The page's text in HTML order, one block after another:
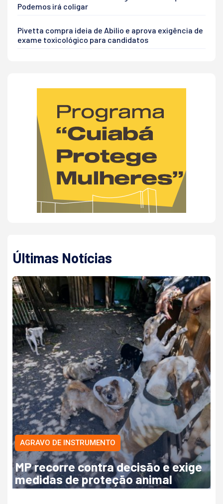
Podemos irá coligar
Pivetta compra ideia de Abilio e aprova exigência de
exame toxicológico para candidatos
Últimas Notícias
AGRAVO DE INSTRUMENTO
MP recorre contra decisão e exige
medidas de proteção animal